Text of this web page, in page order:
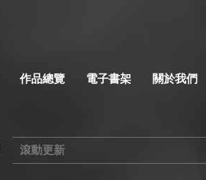
作品總覽 電子書架 關於我們
滾動更新